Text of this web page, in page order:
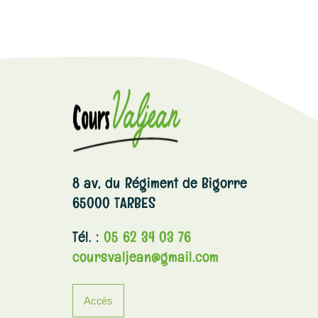
8 av, du Régiment de Bigorre
65000 TARBES
Tél. : 05 62 34 03 76
coursvaljean@gmail.com
Accès